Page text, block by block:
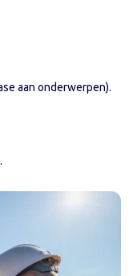
aan onderwerpen).